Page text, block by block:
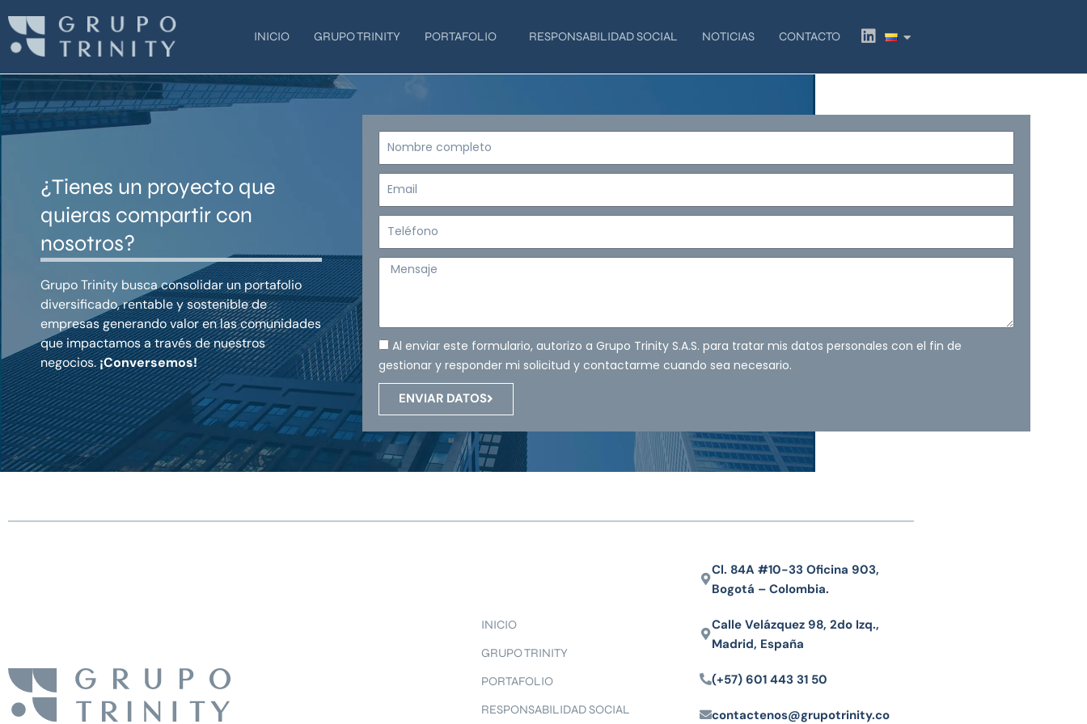
contenido
INICIO GRUPO TRINITY PORTAFOLIO RESPONSABILIDAD SOCIAL NOTICIAS CONTACTO
L
i
k
¿Tienes un proyecto que
quieras compartir con
nosotros?
Grupo Trinity busca consolidar un portafolio
diversificado, rentable y sostenible de
empresas generando valor en las comunidades
que impactamos a través de nuestros
negocios.¡Conversemos!
Nombre
Email
Teléfono
Mensaje
Al enviar este formulario, autorizo a Grupo Trinity S.A.S. para tratar mis datos personales con el fin de
gestionar y responder mi solicitud y contactarme cuando sea necesario.
ENVIAR DATOS
INICIO
GRUPO TRINITY
PORTAFOLIO
RESPONSABILIDAD SOCIAL
Cl. 84A #10-33 Oficina 903,
Bogotá – Colombia.
Calle Velázquez 98, 2do Izq.,
Madrid, España
(+57) 601 443 31 50
contactenos@grupotrinity.co